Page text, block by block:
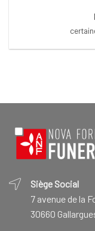
Siège Social
7 avenue de la
30660